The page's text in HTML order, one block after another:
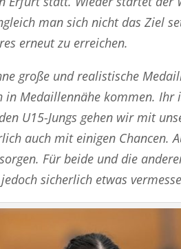
man sich nicht das Ziel
erneut zu erreichen.
große und realistische
Medaillennähe kommen. Ihr
U15-Jungs gehen wir mit
auch mit einigen Chancen.
Für beide und die
sicherlich etwas